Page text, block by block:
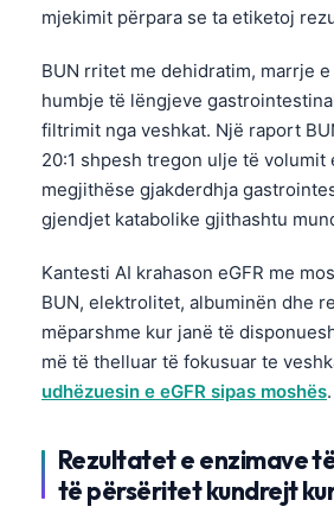
mjekimit përpara se ta etiketoj
BUN rritet me dehidratim, marrje
humbje të lëngjeve
filtrimit nga veshkat. Një raport
20:1 shpesh tregon ulje të volumit
megjithëse gjakderdhja
gjendjet katabolike gjithashtu
Kantesti AI krahason eGFR me
BUN, elektrolitet, albuminën dhe
mëparshme kur janë të
më të thelluar të fokusuar te
udhëzuesin e eGFR sipas moshës.
Rezultatet e enzimave
të përsëritet kundrejt
Български
Dansk
हिन्दी
Bahasa Indonesia
Հայերեն
Српски језик
Svenska
Bosanski
Azərbaycan dili
Eesti
日本語